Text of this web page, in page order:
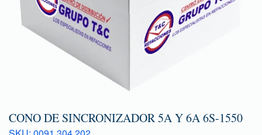
CONO DE SINCRONIZADOR 5A Y 6A 6S-1550